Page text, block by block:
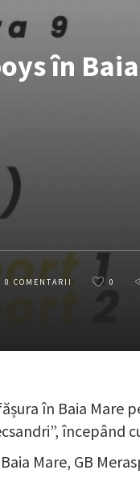
în
0 COMENTARII 0
în Baia Mare
începând
Mare, GB